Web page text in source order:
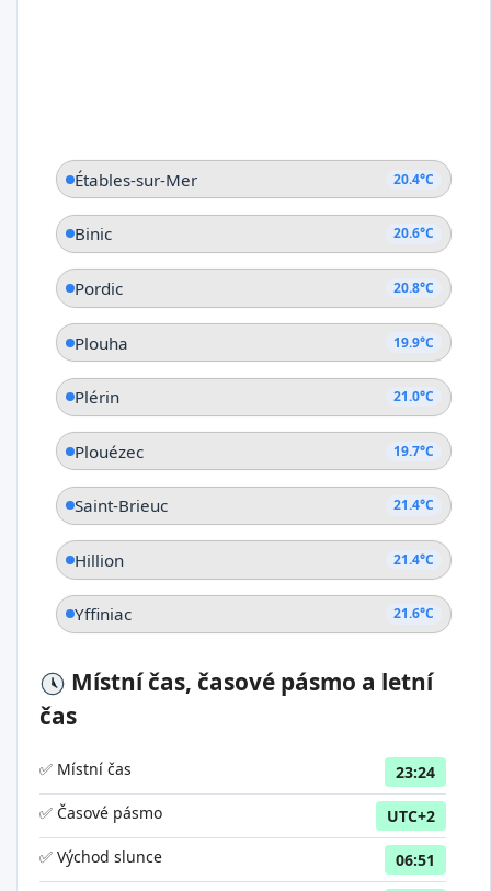
Étables-sur-Mer 20.4°C
Binic 20.6°C
Pordic 20.8°C
Plouha 19.9°C
Plérin 21.0°C
Plouézec 19.7°C
Saint-Brieuc 21.4°C
Hillion 21.4°C
Yffiniac 21.6°C
Místní čas, časové pásmo a letní
čas
✅ Místní čas
23:24
✅ Časové pásmo
UTC+2
✅ Východ slunce
06:51